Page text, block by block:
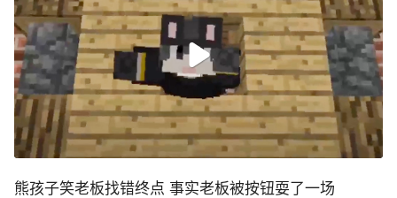
熊孩子笑老板找错终点 事实老板被按钮耍了一场